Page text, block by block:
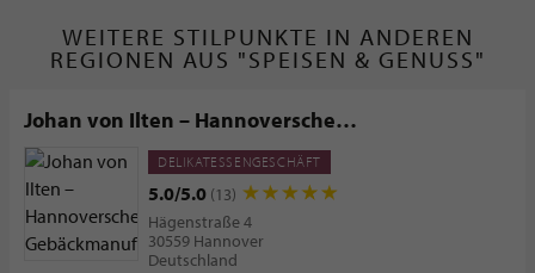
WEITERE STILPUNKTE IN ANDEREN
REGIONEN AUS "SPEISEN & GENUSS"
Johan von Ilten – Hannoversche
GebäckmanufakturDELIKATESSENGESCHÄFT
5.0/5.0 (13)
Hägenstraße 4
30559 Hannover
Deutschland